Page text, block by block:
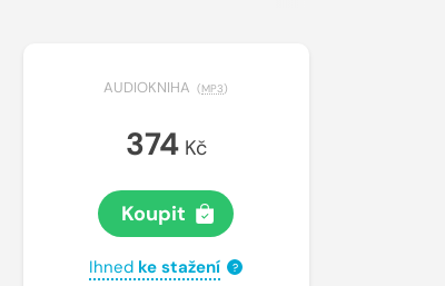
AUDIOKNIHA (MP3)
374Kč
Koupit
Ihned ke stažení ?